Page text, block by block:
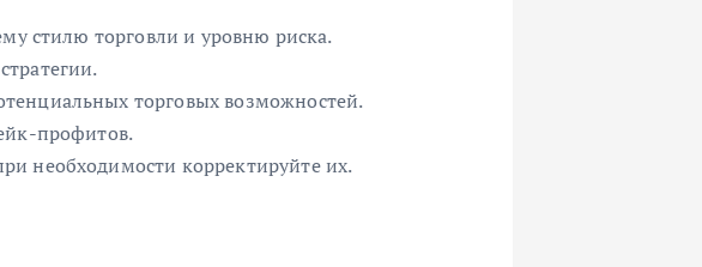
стилю торговли и уровню риска.
торговых возможностей.
профитов.
необходимости корректируйте их.